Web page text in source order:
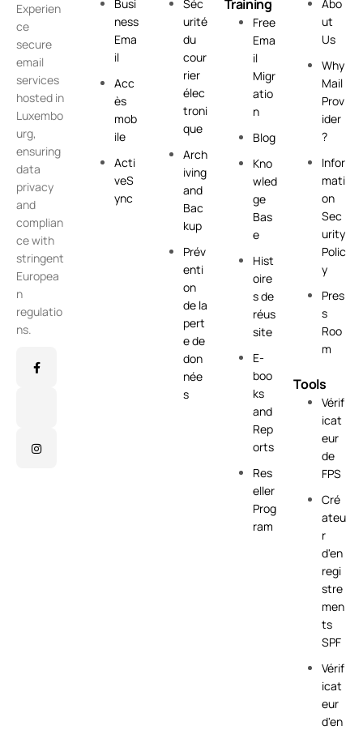
Experien
ce
secure
email
services
hosted in
Luxembo
urg,
ensuring
data
privacy
and
complian
ce with
stringent
Europea
n
regulatio
ns.
Busi
ness
Ema
il
Acc
ès
mob
ile
Acti
veS
ync
Séc
urité
du
cour
rier
élec
troni
que
Arch
iving
and
Bac
kup
Prév
enti
on
de la
pert
e de
don
née
s
Training
Free
Ema
il
Migr
atio
n
Blog
Kno
wled
ge
Bas
e
Hist
oire
s de
réus
site
E-
boo
ks
and
Rep
orts
Res
eller
Prog
ram
Abo
ut
Us
Why
Mail
Prov
ider
?
Infor
mati
on
Sec
urity
Polic
y
Pres
s
Roo
m
Tools
Vérif
icat
eur
de
FPS
Cré
ateu
r
d'en
regi
stre
men
ts
SPF
Vérif
icat
eur
d'en